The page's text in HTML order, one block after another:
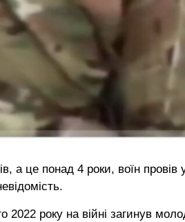
а це понад 4 роки, воїн
2022 року на війні загинув